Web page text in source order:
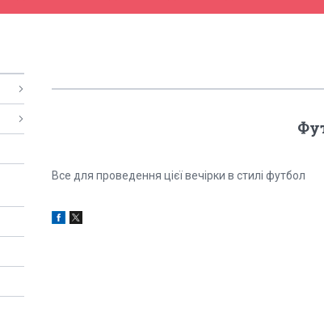
Все для проведення цієї вечірки в стилі футбол